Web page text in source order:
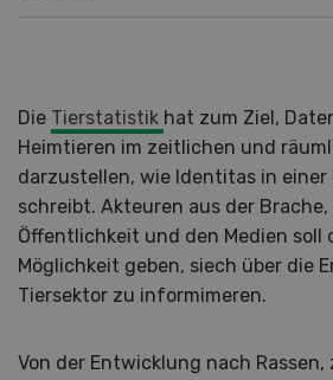
Die Tierstatistik hat zum Ziel,
Heimtieren im zeitlichen und
darzustellen, wie Identitas in
schreibt. Akteuren aus der
Öffentlichkeit und den Medien soll
Möglichkeit geben, siech über die
Tiersektor zu informimeren.
Von der Entwicklung nach